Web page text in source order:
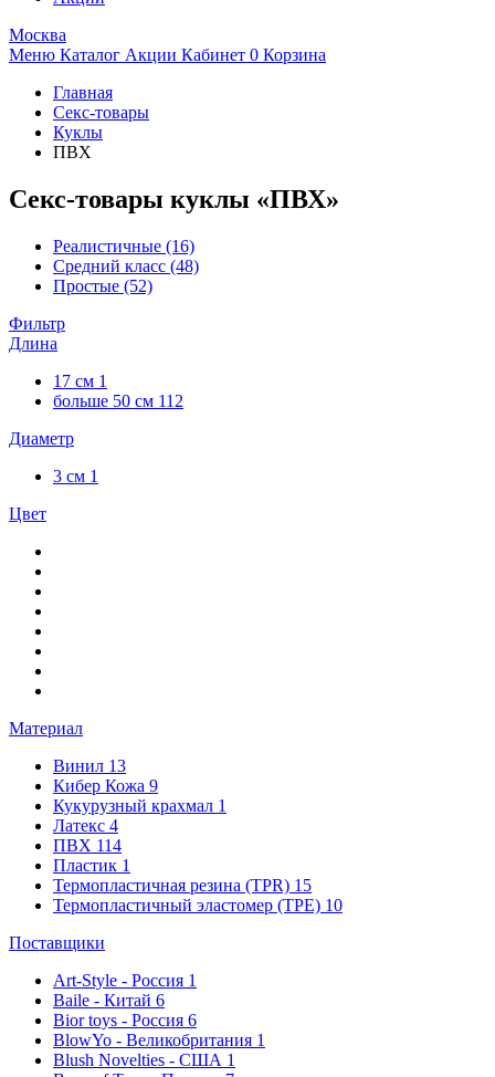
Москва
Меню Каталог Акции Кабинет 0 Корзина
Главная
Секс-товары
Куклы
ПВХ
Секс-товары куклы «ПВХ»
Реалистичные (16)
Средний класс (48)
Простые (52)
Фильтр
Длина
17 см 1
больше 50 см 112
Диаметр
3 см 1
Цвет
Материал
Винил 13
Кибер Кожа 9
Кукурузный крахмал 1
Латекс 4
ПВХ 114
Пластик 1
Термопластичная резина (TPR) 15
Термопластичный эластомер (TPE) 10
Поставщики
Art-Style - Россия 1
Baile - Китай 6
Bior toys - Россия 6
BlowYo - Великобритания 1
Blush Novelties - США 1